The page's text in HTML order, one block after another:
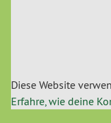
Diese Website
Erfahre, wie deine